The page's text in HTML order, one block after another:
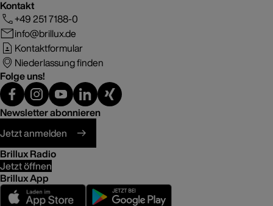
Kontakt
+49 251 7188-0
info@brillux.de
Kontaktformular
Niederlassung finden
Folge uns!
Newsletter abonnieren
Jetzt anmelden
Brillux Radio
Jetzt öffnen
Brillux App